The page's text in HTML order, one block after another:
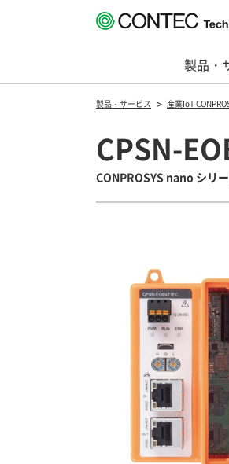
製品・
製品・サービス 産業IoT
CPSN-
CONPROSYS nano シリ